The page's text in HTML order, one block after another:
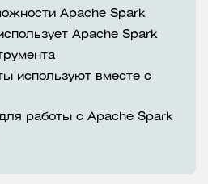
Apache Spark
Apache Spark
используют вместе с
работы с Apache Spark